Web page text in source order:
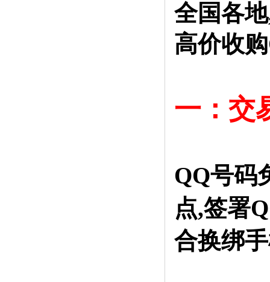
全国各
高价收
一：交
QQ号码
点,签署
合换绑